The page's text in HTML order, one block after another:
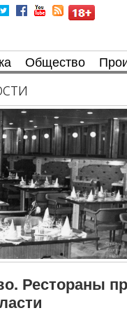
Общество
Рестораны